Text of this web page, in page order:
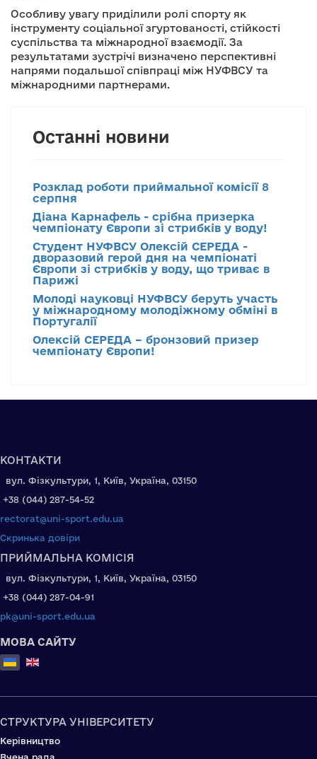
Особливу увагу приділили ролі спорту як
інструменту соціальної згуртованості, стійкості
суспільства та міжнародної взаємодії. За
результатами зустрічі визначено перспективні
напрями подальшої співпраці між НУФВСУ та
міжнародними партнерами.
Останні новини
Розклад роботи приймальної комісії 8
серпня
Діана Карнафель - срібна призерка
чемпіонату Європи зі стрибків у воду!
Студент НУФВСУ Олексій СЕРЕДА -
дворазовий герой дня на чемпіонаті
Європи зі стрибків у воду, що триває в
Парижі
Молоді науковці НУФВСУ беруть участь
у міжнародному молодіжному обміні в
Португалії
Олексій СЕРЕДА – бронзовий призер
чемпіонату Європи!
КОНТАКТИ
вул. Фізкультури, 1, Київ, Україна, 03150
+38 (044) 287-54-52
rectorat@uni-sport.edu.ua
Скринька довіри
ПРИЙМАЛЬНА КОМІСІЯ
вул. Фізкультури, 1, Київ, Україна, 03150
+38 (044) 287-04-91
pk@uni-sport.edu.ua
МОВА САЙТУ
Оберіть свою мову
СТРУКТУРА УНІВЕРСИТЕТУ
Керівництво